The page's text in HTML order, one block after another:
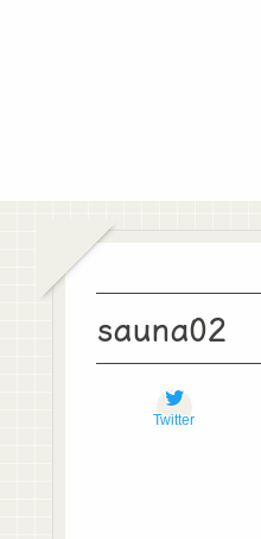
sauna02
Twitter